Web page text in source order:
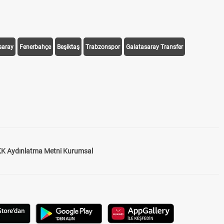
Fenerbahçe Beşiktaş Trabzonspor Galatasaray Transfer
Aydınlatma Metni Kurumsal